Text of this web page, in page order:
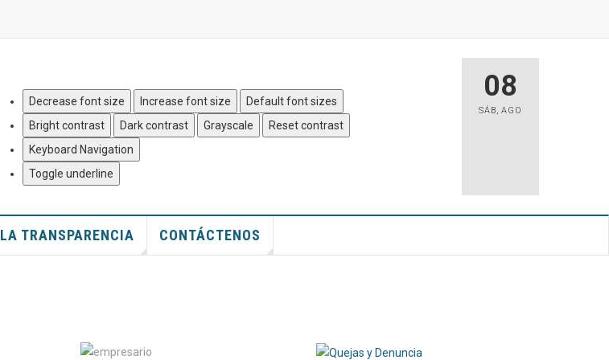
Decrease font size Increase font size
Default font sizes
Bright contrast
Dark contrast Grayscale
Reset contrast
Keyboard Navigation
Toggle underline
08
SÁB, AGO
LA TRANSPARENCIA CONTÁCTENOS